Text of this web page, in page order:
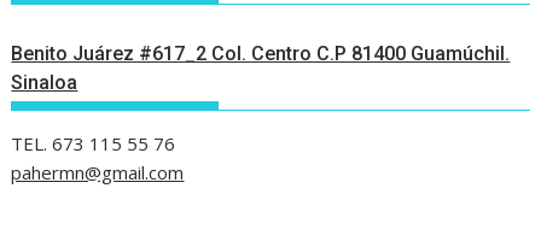
Benito Juárez #617_2 Col. Centro C.P 81400 Guamúchil.
Sinaloa
TEL. 673 115 55 76
pahermn@gmail.com